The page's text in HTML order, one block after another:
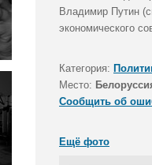
Владимир Путин
экономического
Категория:
Место:
Сообщить об
Ещё фото